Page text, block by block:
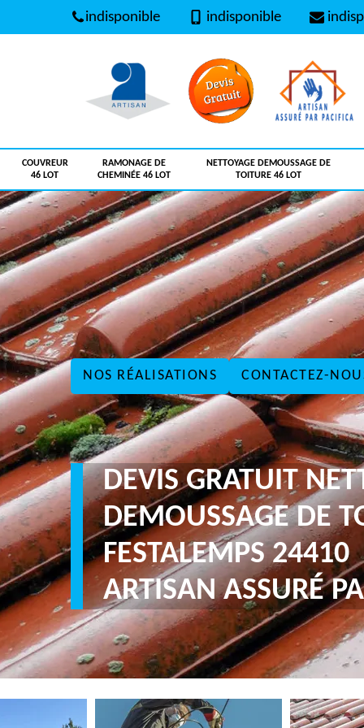
indisponible indisponible
COUVREUR
46 LOT
RAMONAGE DE
CHEMINÉE 46 LOT
NETTOYAGE DEMOUSSAGE DE
TOITURE 46 LOT
NOS RÉALISATIONS CONTACTEZ-
DEVIS GRATUIT
DEMOUSSAGE DE
FESTALEMPS 24410
ARTISAN ASSURÉ